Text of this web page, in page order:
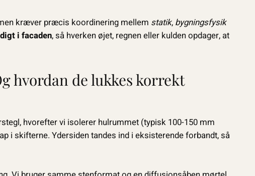
kræver præcis koordinering mellem statik, bygningsfysik
i facaden, så hverken øjet, regnen eller kulden opdager, at
hvordan de lukkes korrekt
hvorefter vi isolerer hulrummet (typisk 100-150 mm
i skifterne. Ydersiden tandes ind i eksisterende forbandt, så